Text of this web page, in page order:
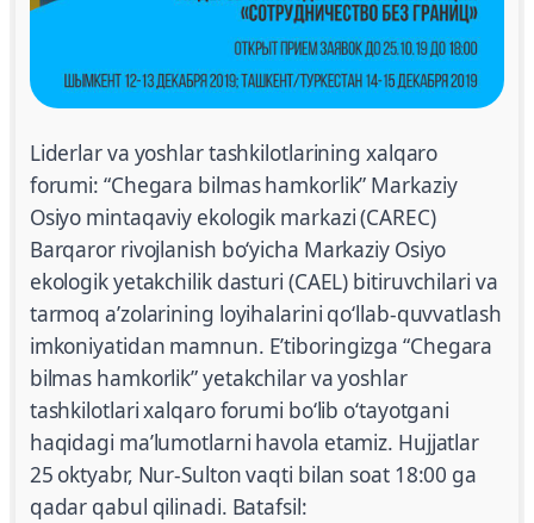
Liderlar va yoshlar tashkilotlarining xalqaro
forumi: “Chegara bilmas hamkorlik” Markaziy
Osiyo mintaqaviy ekologik markazi (CAREC)
Barqaror rivojlanish boʻyicha Markaziy Osiyo
ekologik yetakchilik dasturi (CAEL) bitiruvchilari va
tarmoq aʼzolarining loyihalarini qoʻllab-quvvatlash
imkoniyatidan mamnun. Eʼtiboringizga “Chegara
bilmas hamkorlik” yetakchilar va yoshlar
tashkilotlari xalqaro forumi boʻlib oʻtayotgani
haqidagi maʼlumotlarni havola etamiz. Hujjatlar
25 oktyabr, Nur-Sulton vaqti bilan soat 18:00 ga
qadar qabul qilinadi. Batafsil: